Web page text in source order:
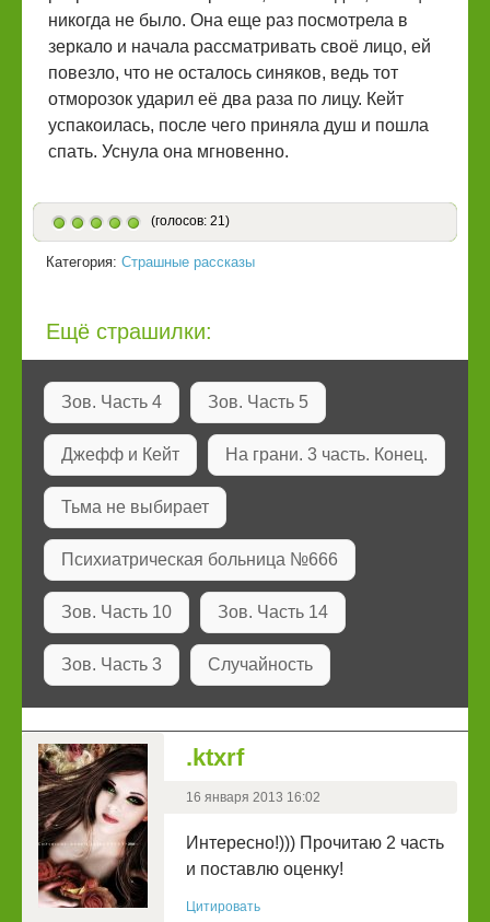
никогда не было. Она еще раз посмотрела в
зеркало и начала рассматривать своё лицо, ей
повезло, что не осталось синяков, ведь тот
отморозок ударил её два раза по лицу. Кейт
успакоилась, после чего приняла душ и пошла
спать. Уснула она мгновенно.
(голосов: 21)
Категория: Страшные рассказы
Ещё страшилки:
Зов. Часть 4 Зов. Часть 5
Джефф и Кейт На грани. 3 часть. Конец.
Тьма не выбирает
Психиатрическая больница №666
Зов. Часть 10 Зов. Часть 14
Зов. Часть 3 Случайность
.ktxrf
16 января 2013 16:02
Интересно!))) Прочитаю 2 часть
и поставлю оценку!
Цитировать